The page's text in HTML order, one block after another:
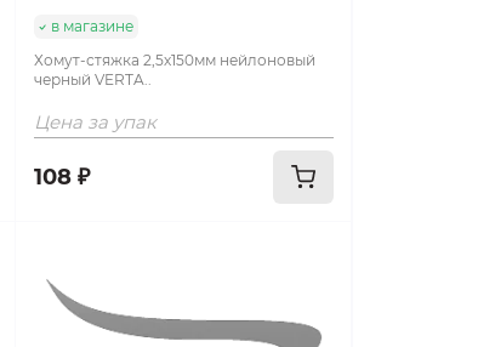
в магазине
Хомут-стяжка 2,5х150мм нейлоновый
черный VERTA..
Цена за упак
108 ₽